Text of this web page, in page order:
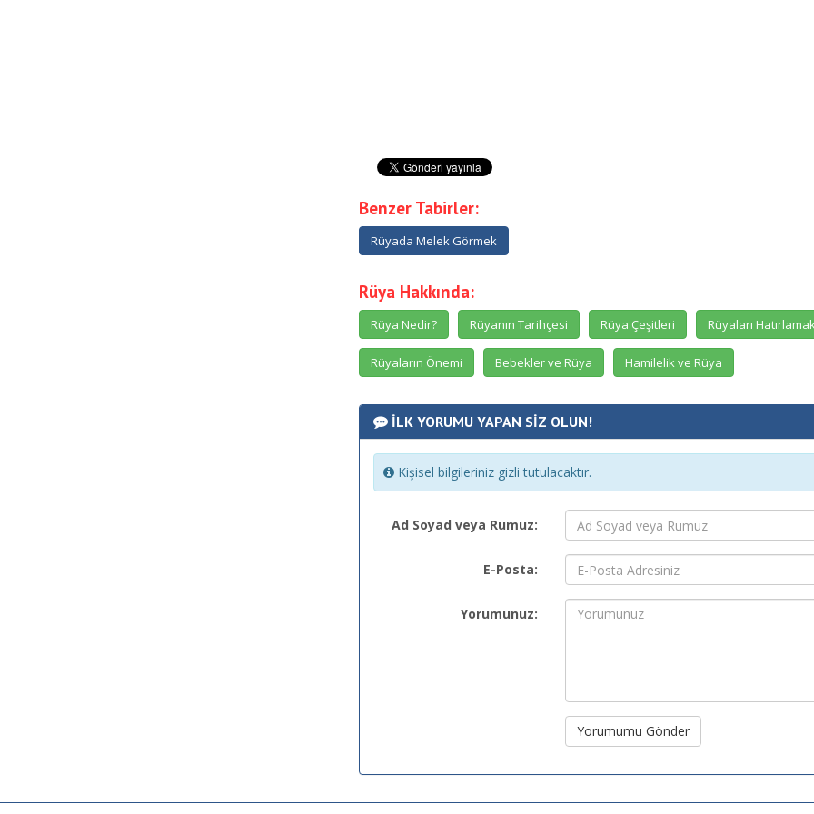
Benzer Tabirler:
Rüyada Melek Görmek
Rüya Hakkında:
Rüya Nedir? Rüyanın Tarihçesi Rüya Çeşitleri Rüyaları
Rüyaların Önemi Bebekler ve Rüya Hamilelik ve Rüya
İLK YORUMU YAPAN SİZ OLUN!
Kişisel bilgileriniz gizli tutulacaktır.
Ad Soyad veya Rumuz:
E-Posta:
Yorumunuz:
Yorumumu Gönder